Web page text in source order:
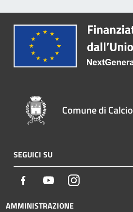
Comune di Calcio
SEGUICI SU
Facebook YoutubeInstagram
AMMINISTRAZIONE